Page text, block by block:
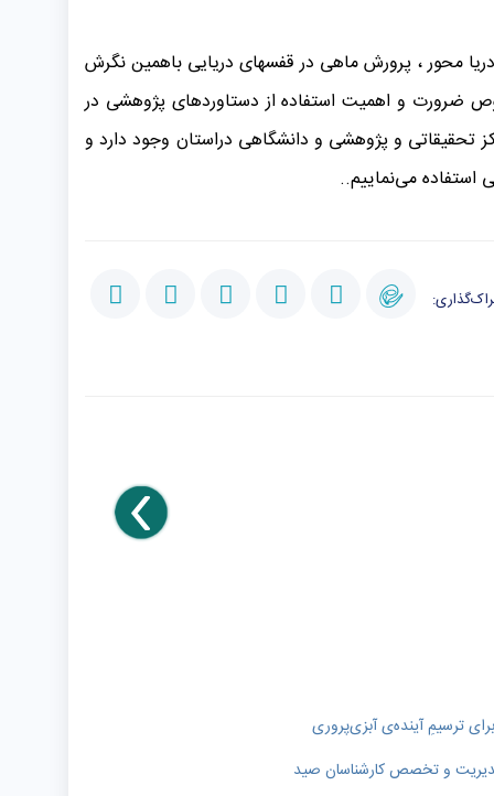
محور ، پرورش ماهی در قفسهای دریایی باهمین نگرش
ضرورت و اهمیت استفاده از دستاوردهای پژوهشی در
و پژوهشی و دانشگاهی دراستان وجود دارد و
استفاده می‌نماییم..
ترسیمِ آینده‌ی آبزی‌پروری
مدیریت و تخصص کارشناسان صید